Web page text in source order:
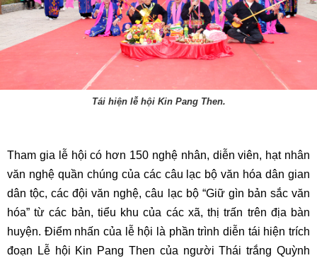
Tái hiện lễ hội Kin Pang Then.
Tham gia lễ hội có hơn 150 nghệ nhân, diễn viên, hạt nhân
văn nghệ quần chúng của các câu lạc bộ văn hóa dân gian
dân tộc, các đội văn nghệ, câu lạc bộ “Giữ gìn bản sắc văn
hóa” từ các bản, tiểu khu của các xã, thị trấn trên địa bàn
huyện. Điểm nhấn của lễ hội là phần trình diễn tái hiện trích
đoạn Lễ hội Kin Pang Then của người Thái trắng Quỳnh